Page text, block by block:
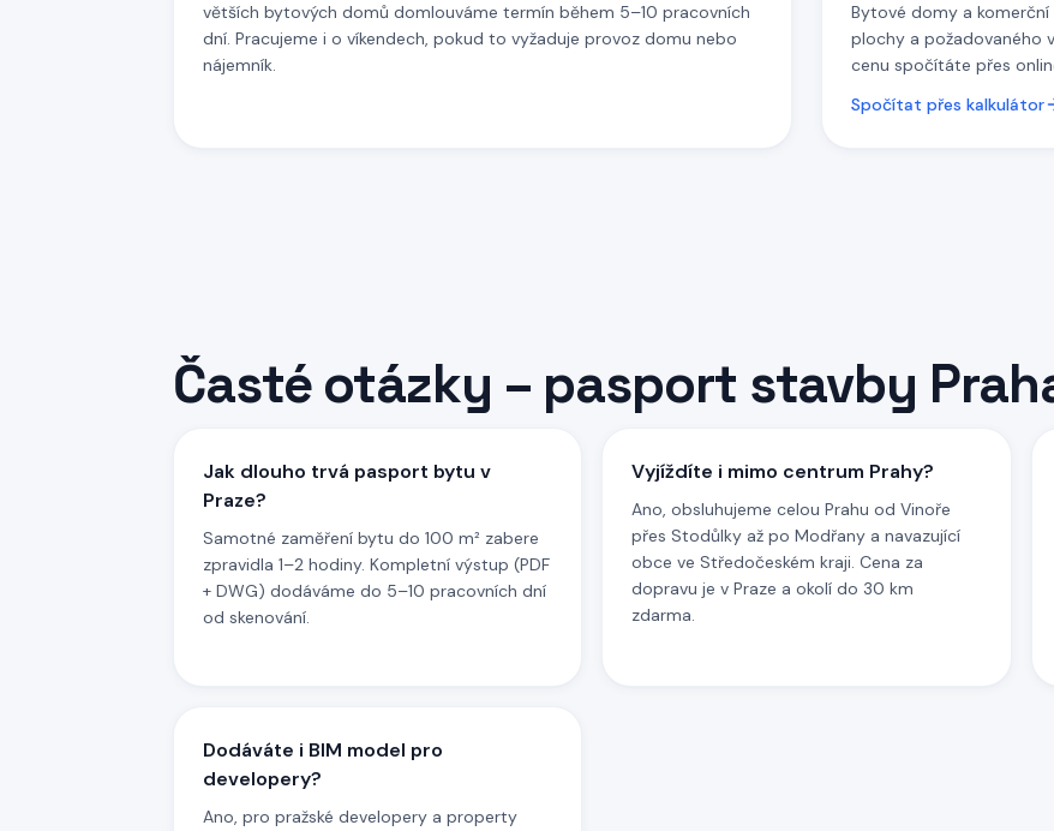
větších bytových domů domlouváme termín během 5–10 pracovních
dní. Pracujeme i o víkendech, pokud to vyžaduje provoz domu nebo
nájemník.
Bytové domy a
plochy a požadovaného
cenu spočítáte přes
Spočítat přes kalkulátor
Časté otázky – pasport stavby
Jak dlouho trvá pasport bytu v
Praze?
Samotné zaměření bytu do 100 m² zabere
zpravidla 1–2 hodiny. Kompletní výstup (PDF
+ DWG) dodáváme do 5–10 pracovních dní
od skenování.
Vyjíždíte i mimo centrum Prahy?
Ano, obsluhujeme celou Prahu od Vinoře
přes Stodůlky až po Modřany a navazující
obce ve Středočeském kraji. Cena za
dopravu je v Praze a okolí do 30 km
zdarma.
Dodáváte i BIM model pro
developery?
Ano, pro pražské developery a property